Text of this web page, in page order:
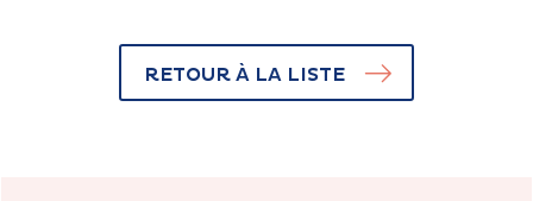
RETOUR À LA LISTE